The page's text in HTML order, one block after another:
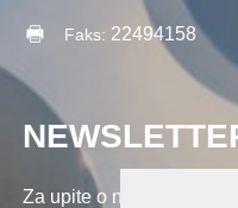
Faks: 22494158
Za upite o našim